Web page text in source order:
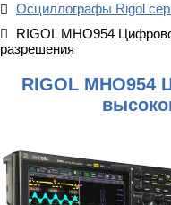
Осциллографы Rigol
RIGOL MHO954
разрешения
RIGOL